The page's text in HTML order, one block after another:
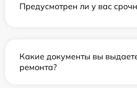
Предусмотрен ли у вас
Какие документы вы
ремонта?